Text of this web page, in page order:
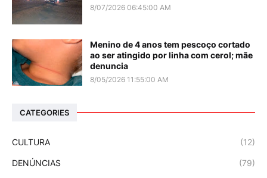
8/07/2026 06:45:00 AM
Menino de 4 anos tem pescoço cortado
ao ser atingido por linha com cerol; mãe
denuncia
8/05/2026 11:55:00 AM
CATEGORIES
CULTURA (12)
DENÚNCIAS (79)